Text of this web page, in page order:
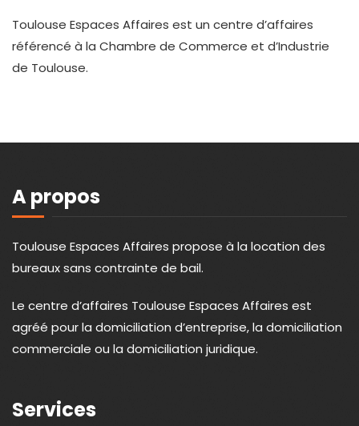
Toulouse Espaces Affaires est un centre d’affaires
référencé à la Chambre de Commerce et d’Industrie
de Toulouse.
A propos
Toulouse Espaces Affaires propose à la location des
bureaux sans contrainte de bail.
Le centre d’affaires Toulouse Espaces Affaires est
agréé pour la domiciliation d’entreprise, la domiciliation
commerciale ou la domiciliation juridique.
Services